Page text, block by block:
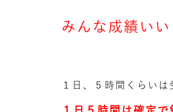
みんな成績いい
１日、５時間くらいは